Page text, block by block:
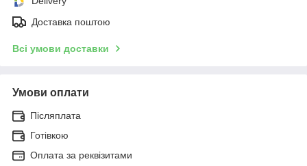
Доставка поштою
Всі умови доставки
Умови оплати
Післяплата
Готівкою
Оплата за реквізитами